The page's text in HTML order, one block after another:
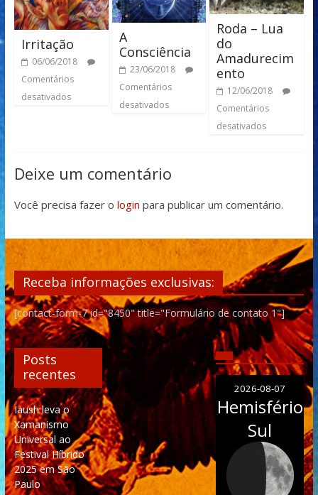
Irritação
06/06/2018
Comentários
desativados
A
Consciência
23/06/2018
Comentários
desativados
Roda – Lua
do
Amadurecim
ento
12/06/2018
Comentários
desativados
Deixe um comentário
Você precisa fazer o login para publicar um comentário.
Receba informações exclusivas:
[contact-form-7 id="8450" title="Formulário de contato 1"]
Posts
recentes
Iaush leva o
Xamanismo
Universal ao
Festival Híbrido
2025 em São
Paulo
2026-08-07
Hemisfério
Sul